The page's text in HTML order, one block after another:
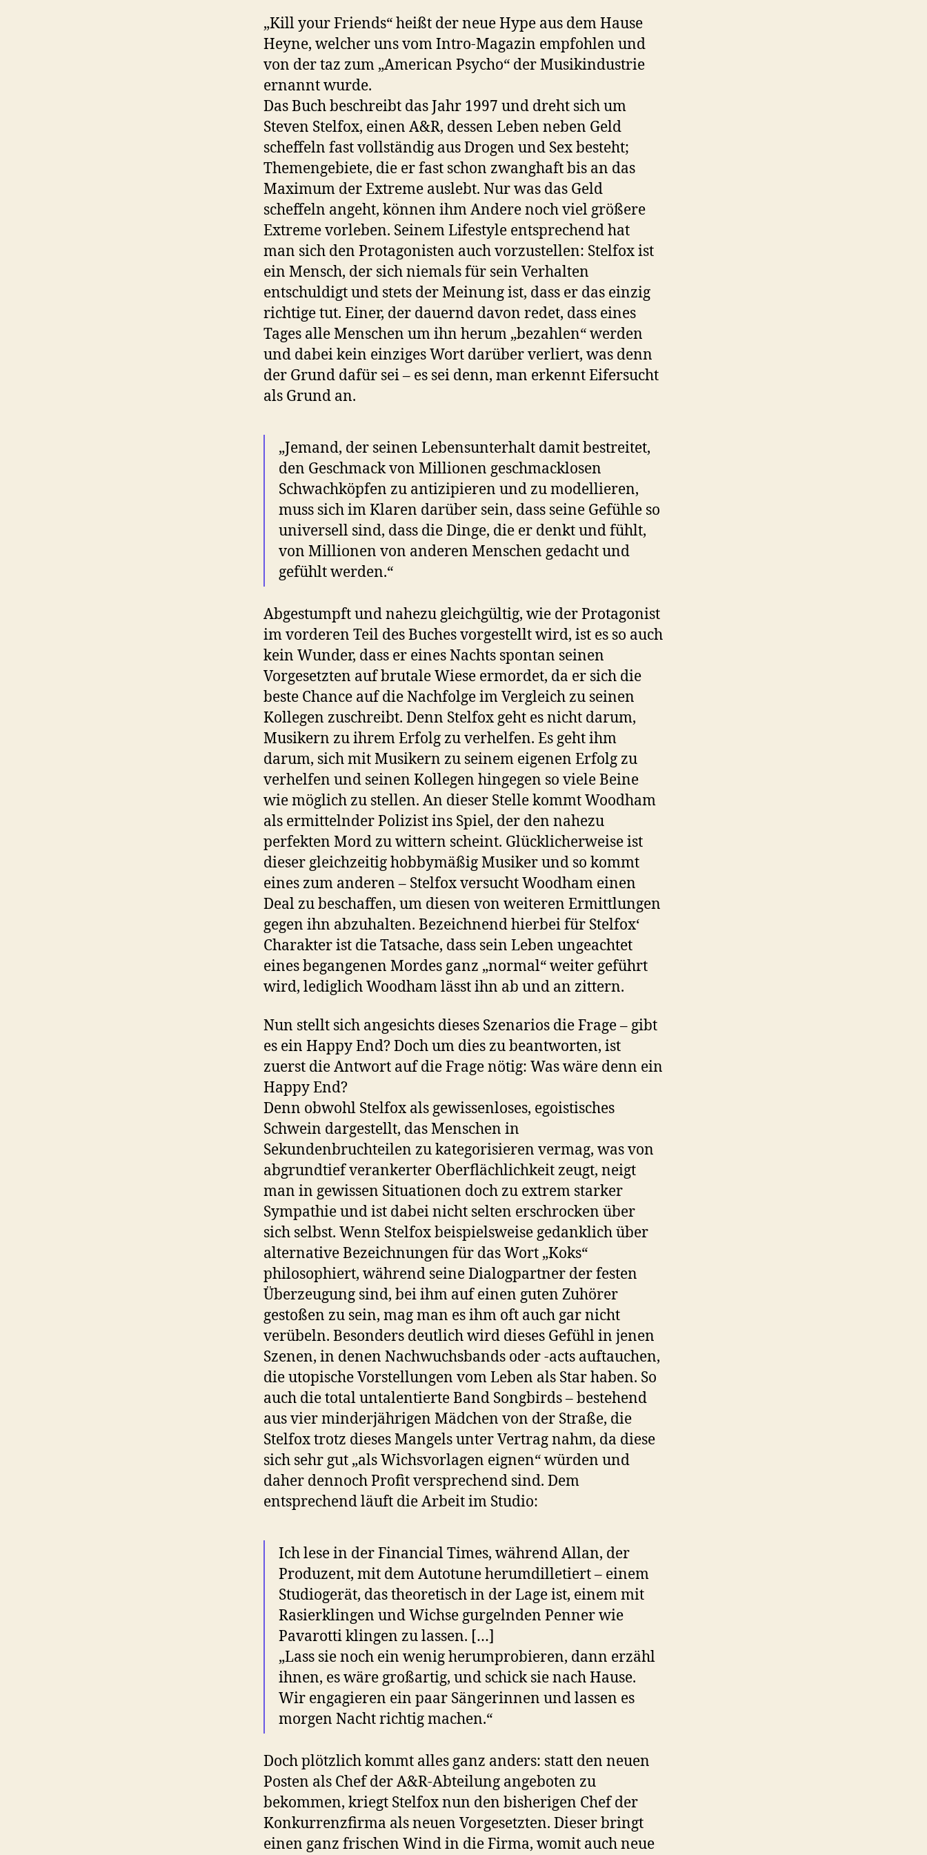
„Kill your Friends“ heißt der neue Hype aus dem Hause
Heyne, welcher uns vom Intro-Magazin empfohlen und
von der taz zum „American Psycho“ der Musikindustrie
ernannt wurde.
Das Buch beschreibt das Jahr 1997 und dreht sich um
Steven Stelfox, einen A&R, dessen Leben neben Geld
scheffeln fast vollständig aus Drogen und Sex besteht;
Themengebiete, die er fast schon zwanghaft bis an das
Maximum der Extreme auslebt. Nur was das Geld
scheffeln angeht, können ihm Andere noch viel größere
Extreme vorleben. Seinem Lifestyle entsprechend hat
man sich den Protagonisten auch vorzustellen: Stelfox ist
ein Mensch, der sich niemals für sein Verhalten
entschuldigt und stets der Meinung ist, dass er das einzig
richtige tut. Einer, der dauernd davon redet, dass eines
Tages alle Menschen um ihn herum „bezahlen“ werden
und dabei kein einziges Wort darüber verliert, was denn
der Grund dafür sei – es sei denn, man erkennt Eifersucht
als Grund an.
„Jemand, der seinen Lebensunterhalt damit bestreitet,
den Geschmack von Millionen geschmacklosen
Schwachköpfen zu antizipieren und zu modellieren,
muss sich im Klaren darüber sein, dass seine Gefühle so
universell sind, dass die Dinge, die er denkt und fühlt,
von Millionen von anderen Menschen gedacht und
gefühlt werden.“
Abgestumpft und nahezu gleichgültig, wie der Protagonist
im vorderen Teil des Buches vorgestellt wird, ist es so auch
kein Wunder, dass er eines Nachts spontan seinen
Vorgesetzten auf brutale Wiese ermordet, da er sich die
beste Chance auf die Nachfolge im Vergleich zu seinen
Kollegen zuschreibt. Denn Stelfox geht es nicht darum,
Musikern zu ihrem Erfolg zu verhelfen. Es geht ihm
darum, sich mit Musikern zu seinem eigenen Erfolg zu
verhelfen und seinen Kollegen hingegen so viele Beine
wie möglich zu stellen. An dieser Stelle kommt Woodham
als ermittelnder Polizist ins Spiel, der den nahezu
perfekten Mord zu wittern scheint. Glücklicherweise ist
dieser gleichzeitig hobbymäßig Musiker und so kommt
eines zum anderen – Stelfox versucht Woodham einen
Deal zu beschaffen, um diesen von weiteren Ermittlungen
gegen ihn abzuhalten. Bezeichnend hierbei für Stelfox‘
Charakter ist die Tatsache, dass sein Leben ungeachtet
eines begangenen Mordes ganz „normal“ weiter geführt
wird, lediglich Woodham lässt ihn ab und an zittern.
Nun stellt sich angesichts dieses Szenarios die Frage – gibt
es ein Happy End? Doch um dies zu beantworten, ist
zuerst die Antwort auf die Frage nötig: Was wäre denn ein
Happy End?
Denn obwohl Stelfox als gewissenloses, egoistisches
Schwein dargestellt, das Menschen in
Sekundenbruchteilen zu kategorisieren vermag, was von
abgrundtief verankerter Oberflächlichkeit zeugt, neigt
man in gewissen Situationen doch zu extrem starker
Sympathie und ist dabei nicht selten erschrocken über
sich selbst. Wenn Stelfox beispielsweise gedanklich über
alternative Bezeichnungen für das Wort „Koks“
philosophiert, während seine Dialogpartner der festen
Überzeugung sind, bei ihm auf einen guten Zuhörer
gestoßen zu sein, mag man es ihm oft auch gar nicht
verübeln. Besonders deutlich wird dieses Gefühl in jenen
Szenen, in denen Nachwuchsbands oder -acts auftauchen,
die utopische Vorstellungen vom Leben als Star haben. So
auch die total untalentierte Band Songbirds – bestehend
aus vier minderjährigen Mädchen von der Straße, die
Stelfox trotz dieses Mangels unter Vertrag nahm, da diese
sich sehr gut „als Wichsvorlagen eignen“ würden und
daher dennoch Profit versprechend sind. Dem
entsprechend läuft die Arbeit im Studio:
Ich lese in der Financial Times, während Allan, der
Produzent, mit dem Autotune herumdilletiert – einem
Studiogerät, das theoretisch in der Lage ist, einem mit
Rasierklingen und Wichse gurgelnden Penner wie
Pavarotti klingen zu lassen. […]
„Lass sie noch ein wenig herumprobieren, dann erzähl
ihnen, es wäre großartig, und schick sie nach Hause.
Wir engagieren ein paar Sängerinnen und lassen es
morgen Nacht richtig machen.“
Doch plötzlich kommt alles ganz anders: statt den neuen
Posten als Chef der A&R-Abteilung angeboten zu
bekommen, kriegt Stelfox nun den bisherigen Chef der
Konkurrenzfirma als neuen Vorgesetzten. Dieser bringt
einen ganz frischen Wind in die Firma, womit auch neue